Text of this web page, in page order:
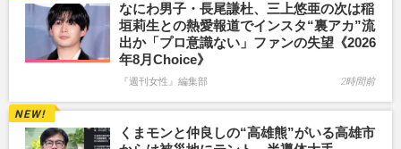
なにわ男子・長尾謙杜、三上悠亜の次は稲
垣莉生との熱愛報道でインスタ“裏アカ”流
出か「プロ意識ない」ファンの失望《2026
年8月Choice》
『週刊女性』編集部 2時間前
くまモンと仲良しの“高雄熊”がいる高雄市